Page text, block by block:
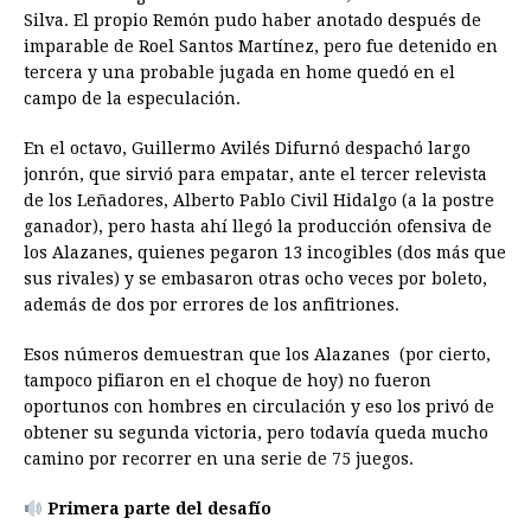
Silva. El propio Remón pudo haber anotado después de
imparable de Roel Santos Martínez, pero fue detenido en
tercera y una probable jugada en home quedó en el
campo de la especulación.
En el octavo, Guillermo Avilés Difurnó despachó largo
jonrón, que sirvió para empatar, ante el tercer relevista
de los Leñadores, Alberto Pablo Civil Hidalgo (a la postre
ganador), pero hasta ahí llegó la producción ofensiva de
los Alazanes, quienes pegaron 13 incogibles (dos más que
sus rivales) y se embasaron otras ocho veces por boleto,
además de dos por errores de los anfitriones.
Esos números demuestran que los Alazanes (por cierto,
tampoco pifiaron en el choque de hoy) no fueron
oportunos con hombres en circulación y eso los privó de
obtener su segunda victoria, pero todavía queda mucho
camino por recorrer en una serie de 75 juegos.
Primera parte del desafío